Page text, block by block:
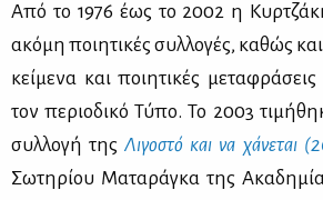
Από το 1976 έως το 2002 η
ακό­μη ποι­η­τι­κές συλ­λο­γές, κα­θώς
κεί­με­να και ποι­η­τι­κές
τον πε­ριο­δι­κό Τύ­πο. Το 2003
συλ­λο­γή τηςΛι­γο­στό και να χά­νε­ται
Σω­τη­ρί­ου Μα­τα­ρά­γκα της